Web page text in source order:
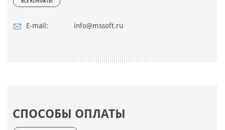
ВСЕ КОНТАКТЫ
E-mail: info@mssoft.ru
СПОСОБЫ ОПЛАТЫ